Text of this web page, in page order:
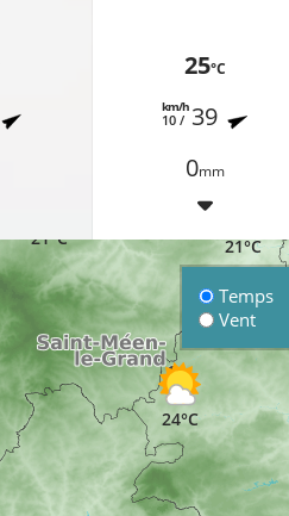
25°C
10 /
km/h 39
0mm
21°C
21°C
24°C
Temps
Vent